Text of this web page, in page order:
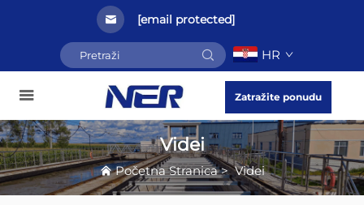
[email protected]
HR
Zatražite ponudu
Videi
Početna Stranica>Videi